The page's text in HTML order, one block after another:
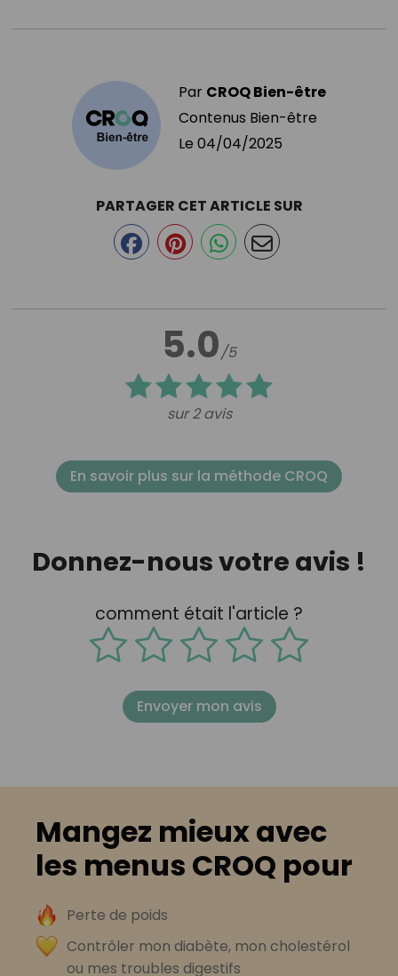
Par CROQ Bien-être
Contenus Bien-être
Le 04/04/2025
5.0/5
sur 2 avis
PARTAGER CET ARTICLE SUR
En savoir plus sur la méthode CROQ
Donnez-nous votre avis !
comment était l'article ?
Envoyer mon avis
Mangez mieux avec
les menus CROQ pour
Perte de poids
Contrôler mon diabète, mon cholestérol
ou mes troubles digestifs